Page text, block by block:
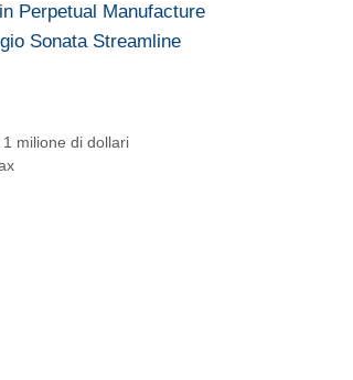
Perpetual Manufacture
Sonata Streamline
milione di dollari